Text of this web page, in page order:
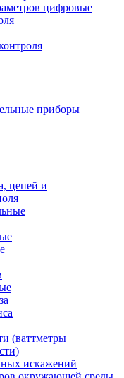
цифровые
приборы
цепей и
(ваттметры
искажений